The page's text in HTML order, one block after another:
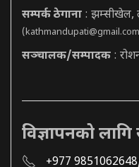
सम्पर्क ठेगाना : झम्सीखेल,
(kathmandupati@gmail.com
सञ्चालक/सम्पादक :
विज्ञापनको
+977